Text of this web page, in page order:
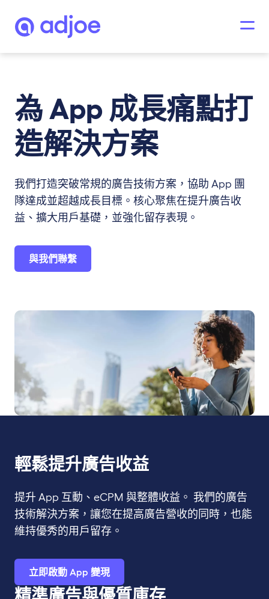
為 App 成長痛點打
造解決方案
我們打造突破常規的廣告技術方案，協助 App 團
隊達成並超越成長目標。核心聚焦在提升廣告收
益、擴大用戶基礎，並強化留存表現。
與我們聯繫
輕鬆提升廣告收益
提升 App 互動、eCPM 與整體收益。 我們的廣告
技術解決方案，讓您在提高廣告營收的同時，也能
維持優秀的用戶留存。
立即啟動 App 變現